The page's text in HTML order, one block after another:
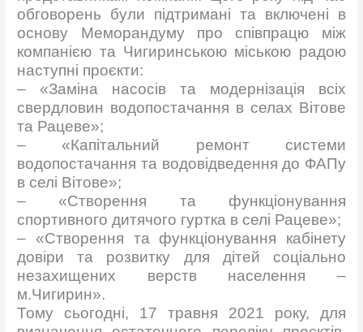
обговорень були підтримані та включені в
основу Меморандуму про співпрацю між
компанією та Чигиринською міською радою
наступні проєкти:
– «Заміна насосів та модернізація всіх
свердловин водопостачання в селах Вітове
та Рацеве»;
– «Капітальний ремонт системи
водопостачання та водовідведення до ФАПу
в селі Вітове»;
– «Створення та функціонування
спортивного дитячого гуртка в селі Рацеве»;
– «Створення та функціонування кабінету
довіри та розвитку для дітей соціально
незахищених верств населення –
м.Чигирин».
Тому сьогодні, 17 травня 2021 року, для